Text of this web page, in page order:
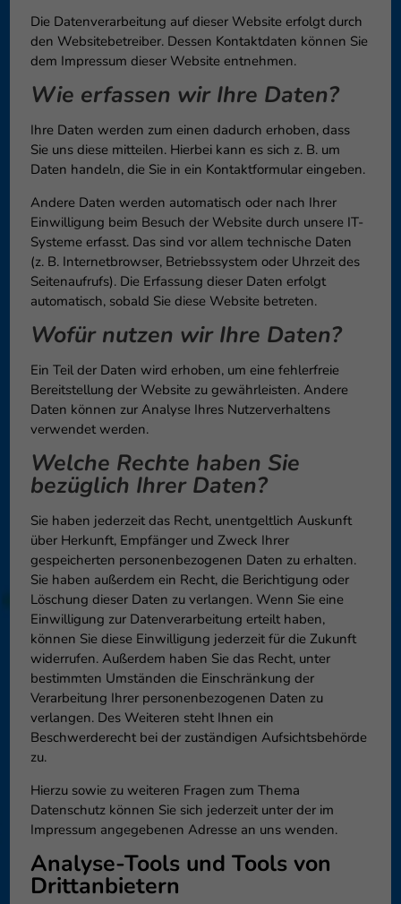
Die Datenverarbeitung auf dieser Website erfolgt durch
den Websitebetreiber. Dessen Kontaktdaten können Sie
dem Impressum dieser Website entnehmen.
Wie erfassen wir Ihre Daten?
Ihre Daten werden zum einen dadurch erhoben, dass
Sie uns diese mitteilen. Hierbei kann es sich z. B. um
Daten handeln, die Sie in ein Kontaktformular eingeben.
Andere Daten werden automatisch oder nach Ihrer
Einwilligung beim Besuch der Website durch unsere IT-
Systeme erfasst. Das sind vor allem technische Daten
(z. B. Internetbrowser, Betriebssystem oder Uhrzeit des
Seitenaufrufs). Die Erfassung dieser Daten erfolgt
automatisch, sobald Sie diese Website betreten.
Wofür nutzen wir Ihre Daten?
Ein Teil der Daten wird erhoben, um eine fehlerfreie
Bereitstellung der Website zu gewährleisten. Andere
Daten können zur Analyse Ihres Nutzerverhaltens
verwendet werden.
Welche Rechte haben Sie
bezüglich Ihrer Daten?
Sie haben jederzeit das Recht, unentgeltlich Auskunft
über Herkunft, Empfänger und Zweck Ihrer
gespeicherten personenbezogenen Daten zu erhalten.
Sie haben außerdem ein Recht, die Berichtigung oder
Löschung dieser Daten zu verlangen. Wenn Sie eine
Einwilligung zur Datenverarbeitung erteilt haben,
können Sie diese Einwilligung jederzeit für die Zukunft
widerrufen. Außerdem haben Sie das Recht, unter
bestimmten Umständen die Einschränkung der
Verarbeitung Ihrer personenbezogenen Daten zu
verlangen. Des Weiteren steht Ihnen ein
Beschwerderecht bei der zuständigen Aufsichtsbehörde
zu.
Hierzu sowie zu weiteren Fragen zum Thema
Datenschutz können Sie sich jederzeit unter der im
Impressum angegebenen Adresse an uns wenden.
Analyse-Tools und Tools von
Dritt­anbietern
können Ihre Einwilligung zu ganzen Kategorien geben oder sich
weitere Informationen anzeigen lassen und so nur bestimmte
Cookies auswählen.
Speichern Nur essenzielle Cookies akzeptieren
Datenschutzeinstellungen
Essenziell (1)
die einwandfreie Funktion der Website erforderlich.
Cookie-Informationen anzeigen
Externe Medien (6)
Inhalte von Videoplattformen und Social-Media-Plattformen werden
werden, bedarf der Zugriff auf diese Inhalte keiner manuellen
Einwilligung mehr.
Cookie-Informationen anzeigen
Datenschutzerklärung Impressum